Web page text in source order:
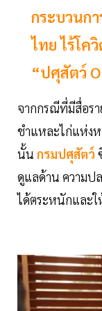
กระบวนก
ไทย ไร้โค
“ปศุสัตว์
จากกรณีที่มีสื่อร
ชำแหละไก่แห่ง
นั้น กรมปศุสัตว์
ดูแลด้าน ความป
ได้ตระหนักและ